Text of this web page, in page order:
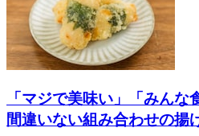
「マジで美味い」「みんな
間違いない組み合わせの揚